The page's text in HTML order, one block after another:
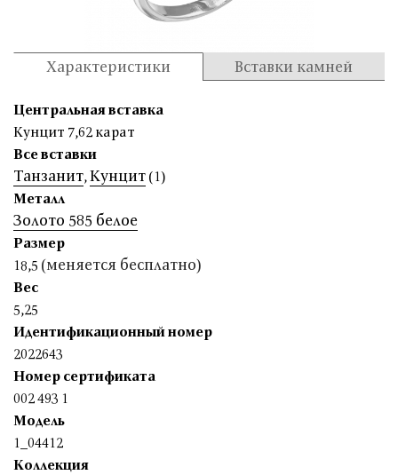
Характеристики Вставки камней
Центральная вставка
Кунцит 7,62 карат
Все вставки
Танзанит,Кунцит (1)
Металл
Золото 585 белое
Размер
18,5 (меняется бесплатно)
Вес
5,25
Идентификационный номер
2022643
Номер сертификата
002 493 1
Модель
1_04412
Коллекция